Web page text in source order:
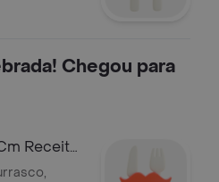
e
Chegou para
Receita